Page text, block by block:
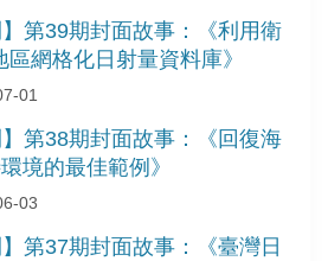
第39期封面故事：《利用衛
網格化日射量資料庫》
01
第38期封面故事：《回復海
境的最佳範例》
03
第37期封面故事：《臺灣日